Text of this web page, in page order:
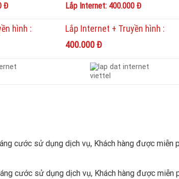
Đ Lắp Internet: 400.000 Đ
hình :
Lắp Internet + Truyền hình :
400.000 Đ
cước sử dụng dịch vụ, Khách hàng được miễn
cước sử dụng dịch vụ, Khách hàng được miễn